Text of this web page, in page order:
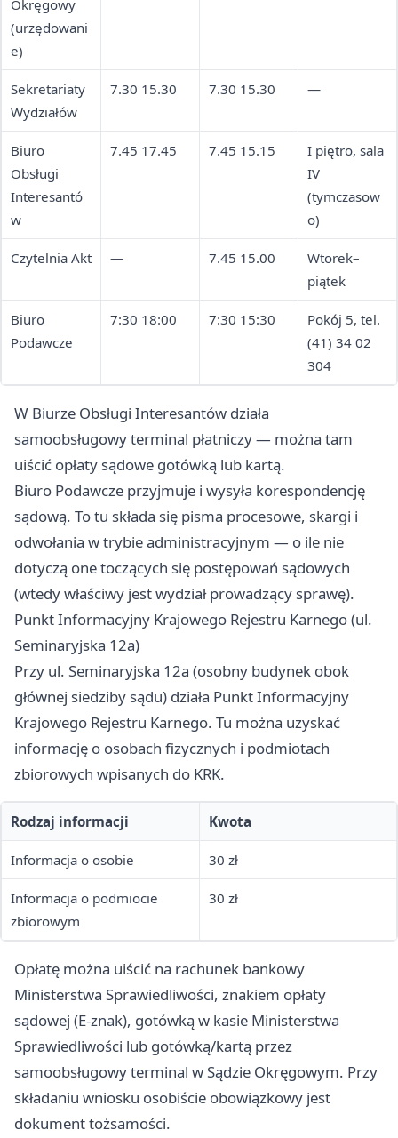
Okręgowy
(urzędowani
e)
Sekretariaty
Wydziałów
7.30 15.30 7.30 15.30 —
Biuro
Obsługi
Interesantó
w
7.45 17.45 7.45 15.15
I piętro, sala
IV
(tymczasow
o)
Czytelnia Akt — 7.45 15.00
Wtorek–
piątek
Biuro
Podawcze
7:30 18:00 7:30 15:30
Pokój 5, tel.
(41) 34 02
304
W Biurze Obsługi Interesantów działa
samoobsługowy terminal płatniczy — można tam
uiścić opłaty sądowe gotówką lub kartą.
Biuro Podawcze przyjmuje i wysyła korespondencję
sądową. To tu składa się pisma procesowe, skargi i
odwołania w trybie administracyjnym — o ile nie
dotyczą one toczących się postępowań sądowych
(wtedy właściwy jest wydział prowadzący sprawę).
Punkt Informacyjny Krajowego Rejestru Karnego (ul.
Seminaryjska 12a)
Przy ul. Seminaryjska 12a (osobny budynek obok
głównej siedziby sądu) działa Punkt Informacyjny
Krajowego Rejestru Karnego. Tu można uzyskać
informację o osobach fizycznych i podmiotach
zbiorowych wpisanych do KRK.
Rodzaj informacji Kwota
Informacja o osobie 30 zł
Informacja o podmiocie
zbiorowym
30 zł
Opłatę można uiścić na rachunek bankowy
Ministerstwa Sprawiedliwości, znakiem opłaty
sądowej (E-znak), gotówką w kasie Ministerstwa
Sprawiedliwości lub gotówką/kartą przez
samoobsługowy terminal w Sądzie Okręgowym. Przy
składaniu wniosku osobiście obowiązkowy jest
dokument tożsamości.